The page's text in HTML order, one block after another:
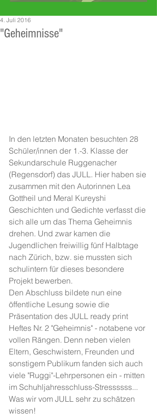
"Geheimnisse"
4. Juli 2016
In den letzten Monaten besuchten 28
Schüler/innen der 1.-3. Klasse der
Sekundarschule Ruggenacher
(Regensdorf) das JULL. Hier haben sie
zusammen mit den Autorinnen Lea
Gottheil und Meral Kureyshi
Geschichten und Gedichte verfasst die
sich alle um das Thema Geheimnis
drehen. Und zwar kamen die
Jugendlichen freiwillig fünf Halbtage
nach Zürich, bzw. sie mussten sich
schulintern für dieses besondere
Projekt bewerben.
Den Abschluss bildete nun eine
öffentliche Lesung sowie die
Präsentation des JULL ready print
Heftes Nr. 2 "Geheimnis" - notabene vor
vollen Rängen. Denn neben vielen
Eltern, Geschwistern, Freunden und
sonstigem Publikum fanden sich auch
viele "Ruggi"-Lehrpersonen ein - mitten
im Schuhljahresschluss-Stressssss...
Was wir vom JULL sehr zu schätzen
wissen!